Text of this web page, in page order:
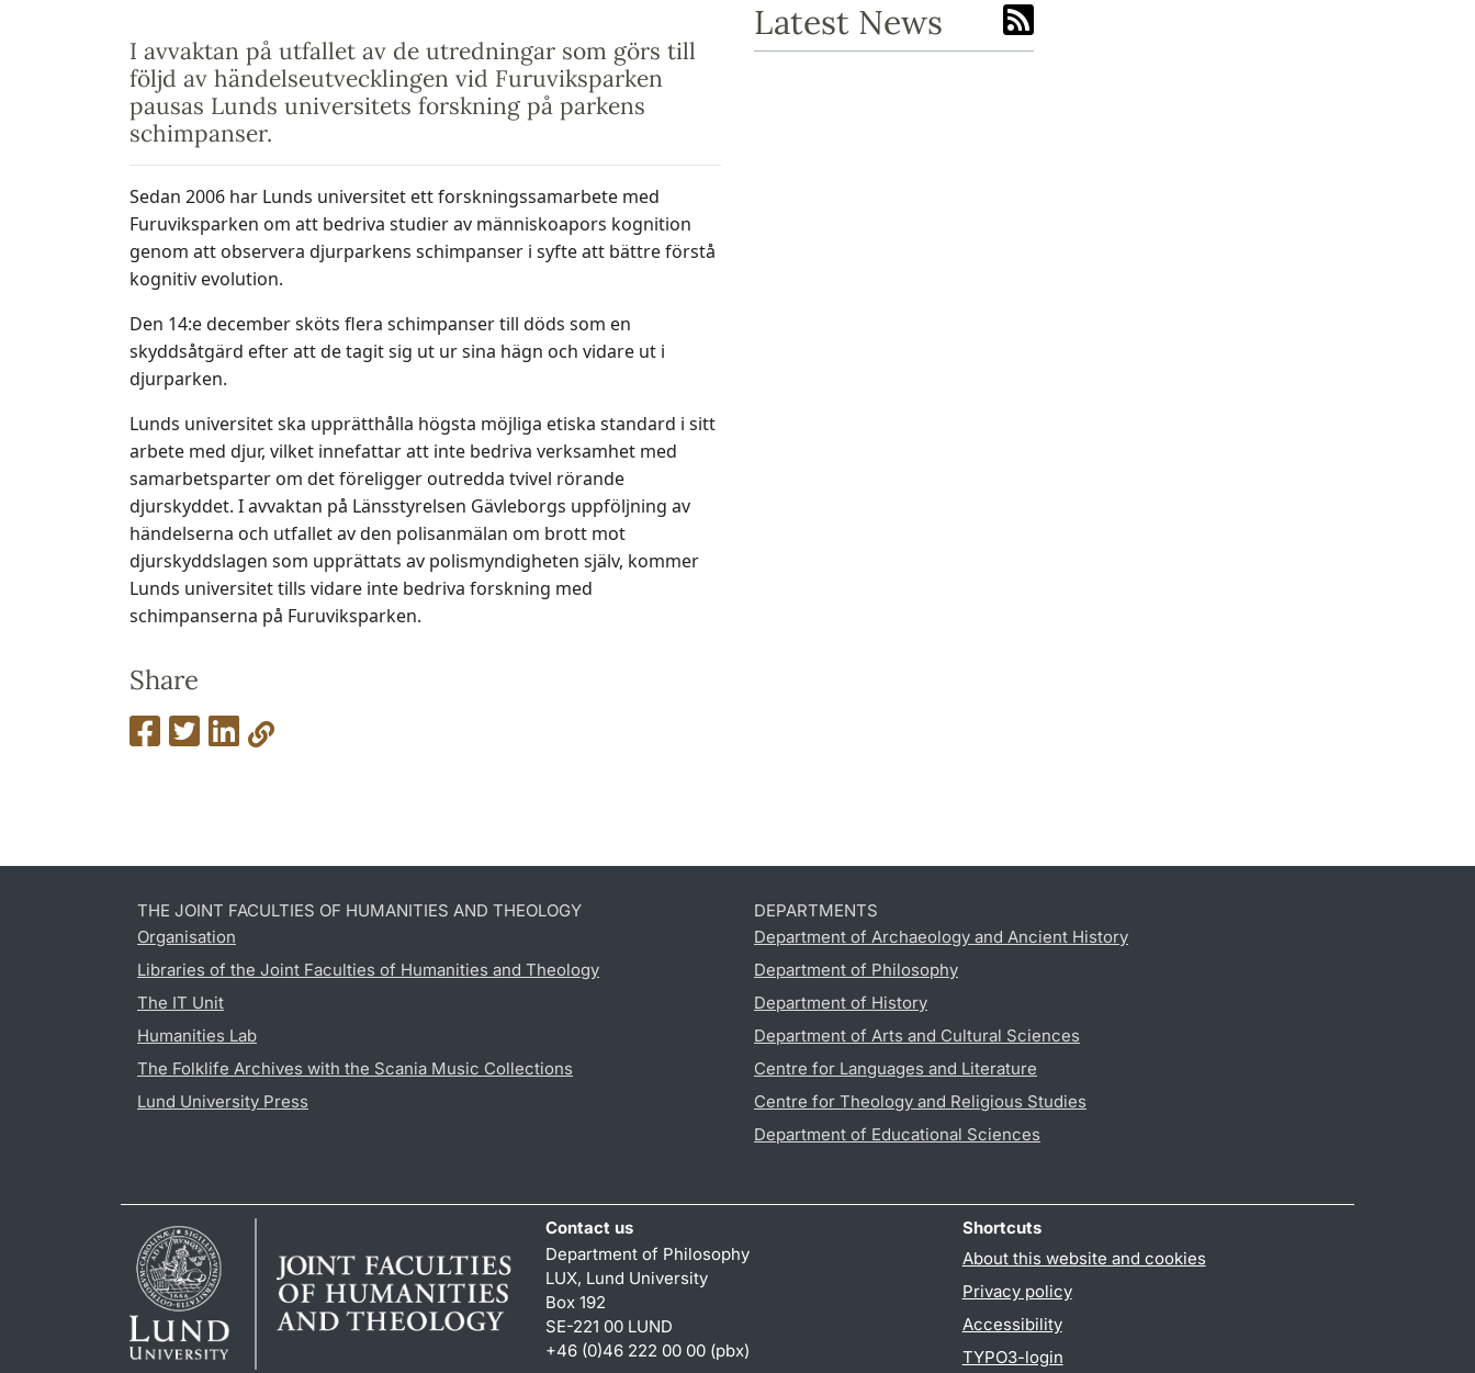
I avvaktan på utfallet av de utredningar som görs till
följd av händelseutvecklingen vid Furuviksparken
pausas Lunds universitets forskning på parkens
schimpanser.
Sedan 2006 har Lunds universitet ett forskningssamarbete med
Furuviksparken om att bedriva studier av människoapors kognition
genom att observera djurparkens schimpanser i syfte att bättre förstå
kognitiv evolution.
Den 14:e december sköts flera schimpanser till döds som en
skyddsåtgärd efter att de tagit sig ut ur sina hägn och vidare ut i
djurparken.
Lunds universitet ska upprätthålla högsta möjliga etiska standard i sitt
arbete med djur, vilket innefattar att inte bedriva verksamhet med
samarbetsparter om det föreligger outredda tvivel rörande
djurskyddet. I avvaktan på Länsstyrelsen Gävleborgs uppföljning av
händelserna och utfallet av den polisanmälan om brott mot
djurskyddslagen som upprättats av polismyndigheten själv, kommer
Lunds universitet tills vidare inte bedriva forskning med
schimpanserna på Furuviksparken.
Share
Latest News
THE JOINT FACULTIES OF HUMANITIES AND THEOLOGY
Organisation
Libraries of the Joint Faculties of Humanities and Theology
The IT Unit
Humanities Lab
The Folklife Archives with the Scania Music Collections
Lund University Press
DEPARTMENTS
Department of Archaeology and Ancient History
Department of Philosophy
Department of History
Department of Arts and Cultural Sciences
Centre for Languages and Literature
Centre for Theology and Religious Studies
Department of Educational Sciences
Contact us
Department of Philosophy
LUX, Lund University
Box 192
SE-221 00 LUND
+46 (0)46 222 00 00 (pbx)
Shortcuts
About this website and cookies
Privacy policy
Accessibility
TYPO3-login